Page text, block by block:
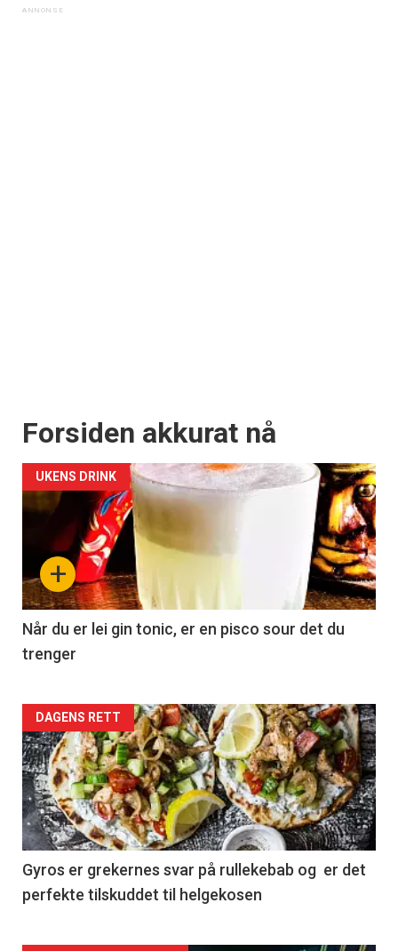
Forsiden akkurat nå
+
UKENS DRINK
Når du er lei gin tonic, er en pisco sour det du
trenger
Forsiden
akkurat
nå
-
2
DAGENS RETT
Gyros er grekernes svar på rullekebab og er det
perfekte tilskuddet til helgekosen